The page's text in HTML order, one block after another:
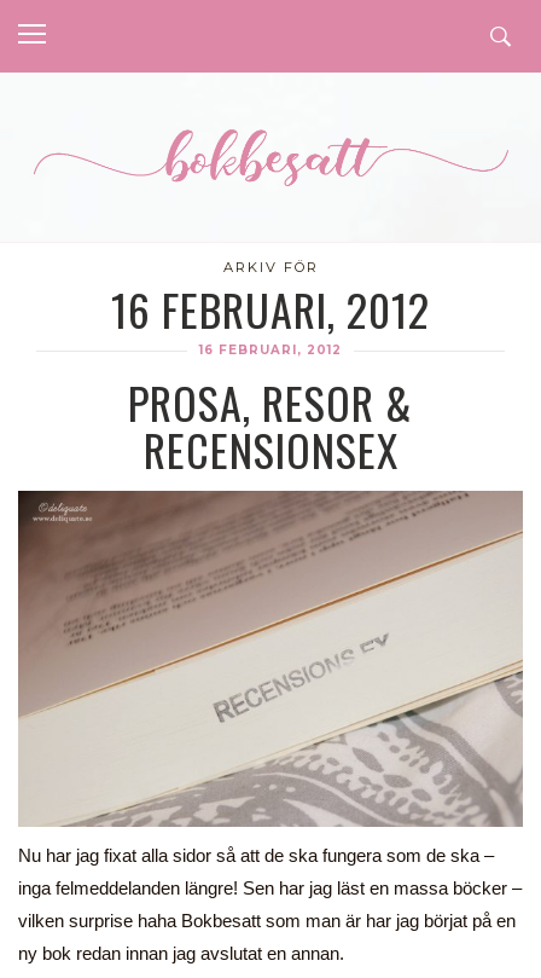
ARKIV FÖR
16 FEBRUARI, 2012
16 FEBRUARI, 2012
PROSA, RESOR &
RECENSIONSEX
Nu har jag fixat alla sidor så att de ska fungera som de ska –
inga felmeddelanden längre! Sen har jag läst en massa böcker –
vilken surprise haha Bokbesatt som man är har jag börjat på en
ny bok redan innan jag avslutat en annan.